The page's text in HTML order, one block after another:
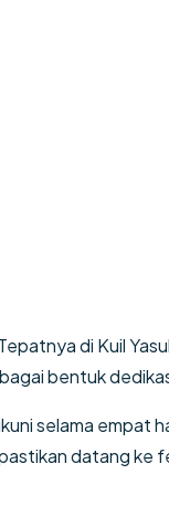
di Kuil
bentuk
selama
datang ke